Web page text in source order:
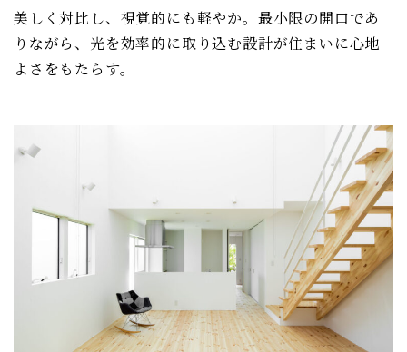
美しく対比し、視覚的にも軽やか。最小限の開口であ
りながら、光を効率的に取り込む設計が住まいに心地
よさをもたらす。